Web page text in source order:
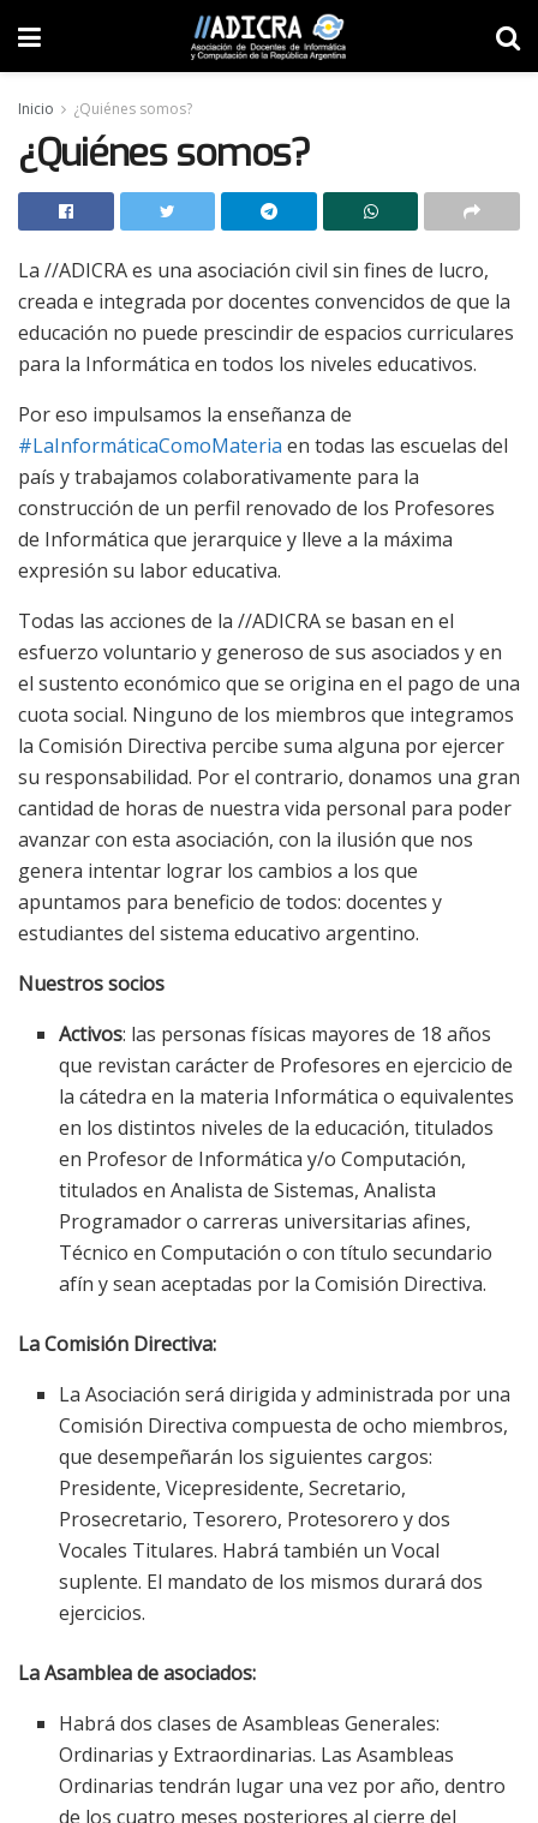
Inicio ¿Quiénes somos?
¿Quiénes somos?
La //ADICRA es una asociación civil sin fines de lucro,
creada e integrada por docentes convencidos de que la
educación no puede prescindir de espacios curriculares
para la Informática en todos los niveles educativos.
Por eso impulsamos la enseñanza de
#LaInformáticaComoMateria en todas las escuelas del
país y trabajamos colaborativamente para la
construcción de un perfil renovado de los Profesores
de Informática que jerarquice y lleve a la máxima
expresión su labor educativa.
Todas las acciones de la //ADICRA se basan en el
esfuerzo voluntario y generoso de sus asociados y en
el sustento económico que se origina en el pago de una
cuota social. Ninguno de los miembros que integramos
la Comisión Directiva percibe suma alguna por ejercer
su responsabilidad. Por el contrario, donamos una gran
cantidad de horas de nuestra vida personal para poder
avanzar con esta asociación, con la ilusión que nos
genera intentar lograr los cambios a los que
apuntamos para beneficio de todos: docentes y
estudiantes del sistema educativo argentino.
Nuestros socios
Activos: las personas físicas mayores de 18 años
que revistan carácter de Profesores en ejercicio de
la cátedra en la materia Informática o equivalentes
en los distintos niveles de la educación, titulados
en Profesor de Informática y/o Computación,
titulados en Analista de Sistemas, Analista
Programador o carreras universitarias afines,
Técnico en Computación o con título secundario
afín y sean aceptadas por la Comisión Directiva.
La Comisión Directiva:
La Asociación será dirigida y administrada por una
Comisión Directiva compuesta de ocho miembros,
que desempeñarán los siguientes cargos:
Presidente, Vicepresidente, Secretario,
Prosecretario, Tesorero, Protesorero y dos
Vocales Titulares. Habrá también un Vocal
suplente. El mandato de los mismos durará dos
ejercicios.
La Asamblea de asociados:
Habrá dos clases de Asambleas Generales:
Ordinarias y Extraordinarias. Las Asambleas
Ordinarias tendrán lugar una vez por año, dentro
de los cuatro meses posteriores al cierre del